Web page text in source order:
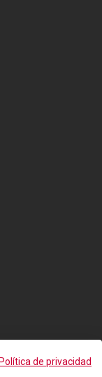
INSCRÍBETE
de privacidad